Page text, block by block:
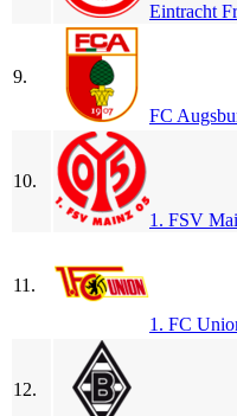
Eintracht
9.
FC
10.
1. FSV
11.
1. FC
12.